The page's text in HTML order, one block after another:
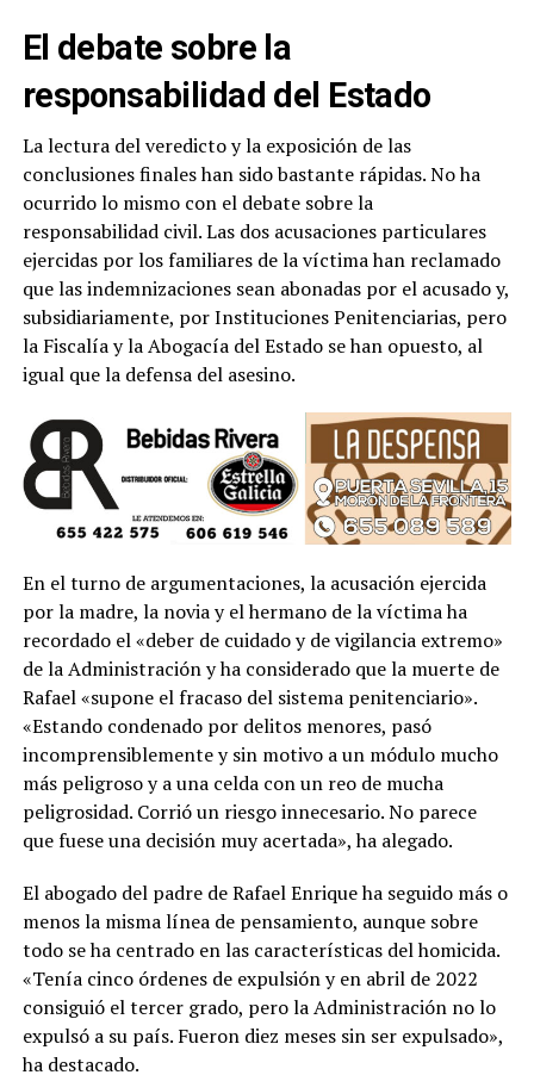
El debate sobre la
responsabilidad del Estado
La lectura del veredicto y la exposición de las
conclusiones finales han sido bastante rápidas. No ha
ocurrido lo mismo con el debate sobre la
responsabilidad civil. Las dos acusaciones particulares
ejercidas por los familiares de la víctima han reclamado
que las indemnizaciones sean abonadas por el acusado y,
subsidiariamente, por Instituciones Penitenciarias, pero
la Fiscalía y la Abogacía del Estado se han opuesto, al
igual que la defensa del asesino.
En el turno de argumentaciones, la acusación ejercida
por la madre, la novia y el hermano de la víctima ha
recordado el «deber de cuidado y de vigilancia extremo»
de la Administración y ha considerado que la muerte de
Rafael «supone el fracaso del sistema penitenciario».
«Estando condenado por delitos menores, pasó
incomprensiblemente y sin motivo a un módulo mucho
más peligroso y a una celda con un reo de mucha
peligrosidad. Corrió un riesgo innecesario. No parece
que fuese una decisión muy acertada», ha alegado.
El abogado del padre de Rafael Enrique ha seguido más o
menos la misma línea de pensamiento, aunque sobre
todo se ha centrado en las características del homicida.
«Tenía cinco órdenes de expulsión y en abril de 2022
consiguió el tercer grado, pero la Administración no lo
expulsó a su país. Fueron diez meses sin ser expulsado»,
ha destacado.